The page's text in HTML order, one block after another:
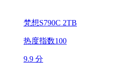
梵想S790C 2TB
热度指数100
9.9 分